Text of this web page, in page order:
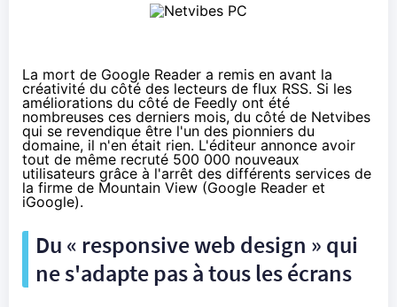
La mort de Google Reader a remis en avant la
créativité du côté des lecteurs de flux RSS. Si les
améliorations du côté de Feedly ont été
nombreuses ces derniers mois, du côté de Netvibes
qui se revendique être l'un des pionniers du
domaine, il n'en était rien. L'éditeur annonce avoir
tout de même recruté 500 000 nouveaux
utilisateurs grâce à l'arrêt des différents services de
la firme de Mountain View (Google Reader et
iGoogle).
Du « responsive web design » qui
ne s'adapte pas à tous les écrans